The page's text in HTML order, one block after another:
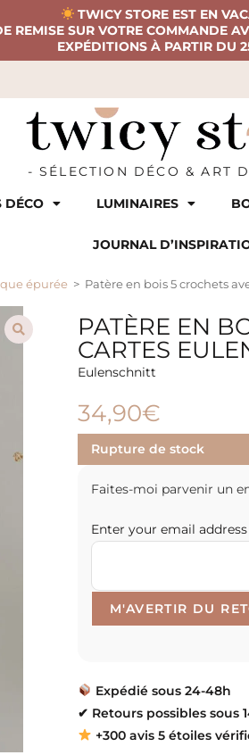
TWICY STORE EST EN
REMISE SUR VOTRE COMMANDE
EXPÉDITIONS À PARTIR DU
- SÉLECTION DÉCO & ART
DÉCO LUMINAIRES
JOURNAL
épurée > Patère en bois 5 crochets
PATÈRE EN
CARTES
Eulenschnitt
34,90€
Rupture de stock
Faites-moi parvenir un
Enter your email address
Expédié sous 24-48h
✔ Retours possibles sous
+300 avis 5 étoiles